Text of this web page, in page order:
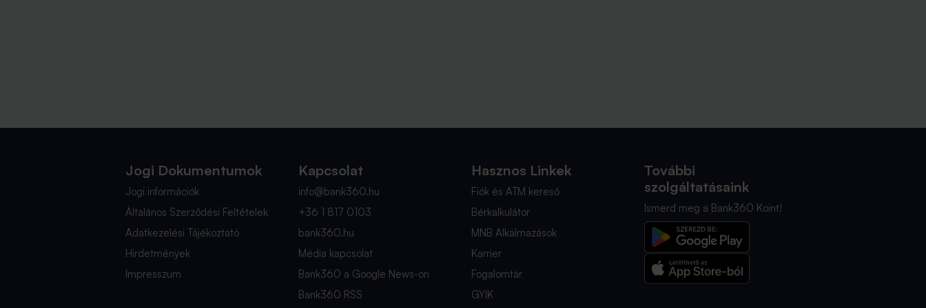
Jogi Dokumentumok
Jogi információk
Általános Szerződési Feltételek
Adatkezelési Tájékoztató
Hirdetmények
Impresszum
Kapcsolat
info@bank360.hu
+36 1 817 0103
bank360.hu
Média kapcsolat
Bank360 a Google News-on
Bank360 RSS
Hasznos Linkek
Fiók és ATM kereső
Bérkalkulátor
MNB Alkalmazások
Karrier
Fogalomtár
GYIK
További
szolgáltatásaink
Ismerd meg a Bank360 Koint!